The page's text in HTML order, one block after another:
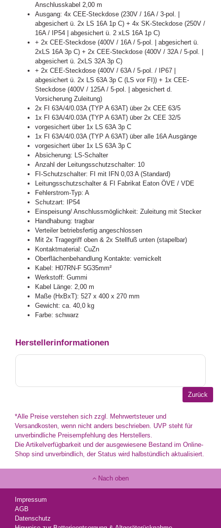
Anschlusskabel 2,00 m
Ausgang: 4x CEE-Steckdose (230V / 16A / 3-pol. |
abgesichert ü. 2x LS 16A 1p C) + 4x SK-Steckdose (250V /
16A / IP54 | abgesichert ü. 2 xLS 16A 1p C)
+ 2x CEE-Steckdose (400V / 16A / 5-pol. | abgesichert ü.
2xLS 16A 3p C) + 2x CEE-Steckdose (400V / 32A / 5-pol. |
abgesichert ü. 2xLS 32A 3p C)
+ 2x CEE-Steckdose (400V / 63A / 5-pol. / IP67 |
abgesichert ü. 2x LS 63A 3p C (LS vor FI)) + 1x CEE-
Steckdose (400V / 125A / 5-pol. | abgesichert d.
Vorsicherung Zuleitung)
2x FI 63A/4/0.03A (TYP A 63AT) über 2x CEE 63/5
1x FI 63A/4/0.03A (TYP A 63AT) über 2x CEE 32/5
vorgesichert über 1x LS 63A 3p C
1x FI 63A/4/0.03A (TYP A 63AT) über alle 16A Ausgänge
vorgesichert über 1x LS 63A 3p C
Absicherung: LS-Schalter
Anzahl der Leitungsschutzschalter: 10
FI-Schutzschalter: FI mit IFN 0,03 A (Standard)
Leitungsschutzschalter & FI Fabrikat Eaton ÖVE / VDE
Fehlerstrom-Typ: A
Schutzart: IP54
Einspeisung/ Anschlussmöglichkeit: Zuleitung mit Stecker
Handhabung: tragbar
Verteiler betriebsfertig angeschlossen
Mit 2x Tragegriff oben & 2x Stellfuß unten (stapelbar)
Kontaktmaterial: CuZn
Oberflächenbehandlung Kontakte: vernickelt
Kabel: H07RN-F 5G35mm²
Werkstoff: Gummi
Kabel Länge: 2,00 m
Maße (HxBxT): 527 x 400 x 270 mm
Gewicht: ca. 40,0 kg
Farbe: schwarz
Herstellerinformationen
*Alle Preise verstehen sich zzgl. Mehrwertsteuer und
Versandkosten, wenn nicht anders beschrieben. UVP steht für
unverbindliche Preisempfehlung des Herstellers.
Die Artikelverfügbarkeit und der ausgewiesene Bestand im Online-
Shop sind unverbindlich, der Status wird halbstündlich aktualisiert.
Nach oben
Impressum
AGB
Datenschutz